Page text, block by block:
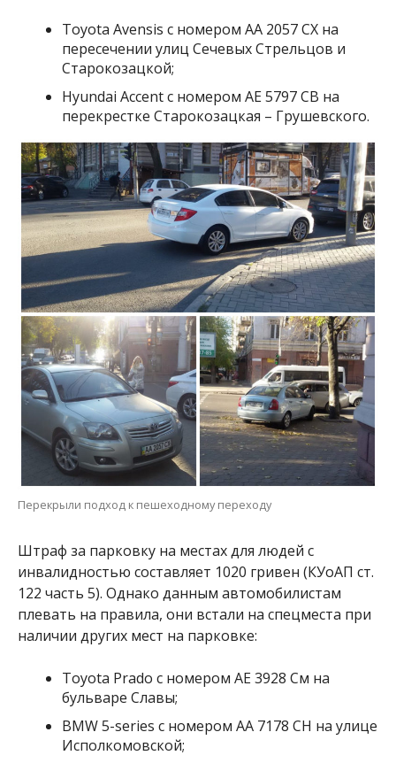
Toyota Avensis с номером АА 2057 СХ на
пересечении улиц Сечевых Стрельцов и
Старокозацкой;
Hyundai Accent с номером АЕ 5797 CВ на
перекрестке Старокозацкая – Грушевского.
Перекрыли подход к пешеходному переходу
Штраф за парковку на местах для людей с
инвалидностью составляет 1020 гривен (КУоАП ст.
122 часть 5). Однако данным автомобилистам
плевать на правила, они встали на спецместа при
наличии других мест на парковке:
Toyota Prado с номером АЕ 3928 См на
бульваре Славы;
BMW 5-series с номером АА 7178 СН на улице
Исполкомовской;